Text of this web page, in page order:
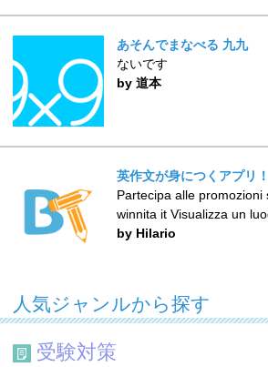
あそんでまなべる 九九
ないです
by 道本
英作文が身につくアプリ
Partecipa alle promozioni
winnita it Visualizza un
by Hilario
人気ジャンルから探す
受験対策